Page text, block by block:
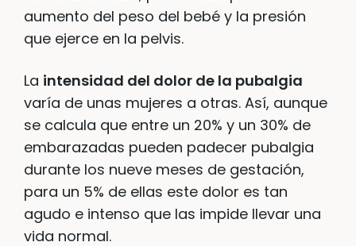
aumento del peso del bebé y la presión
que ejerce en la pelvis.
La intensidad del dolor de la pubalgia
varía de unas mujeres a otras. Así, aunque
se calcula que entre un 20% y un 30% de
embarazadas pueden padecer pubalgia
durante los nueve meses de gestación,
para un 5% de ellas este dolor es tan
agudo e intenso que las impide llevar una
vida normal.